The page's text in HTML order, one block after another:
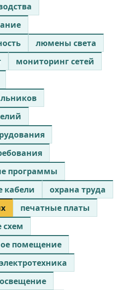
люмены света
мониторинг сетей
программы
кабели
охрана труда
печатные платы
схем
помещение